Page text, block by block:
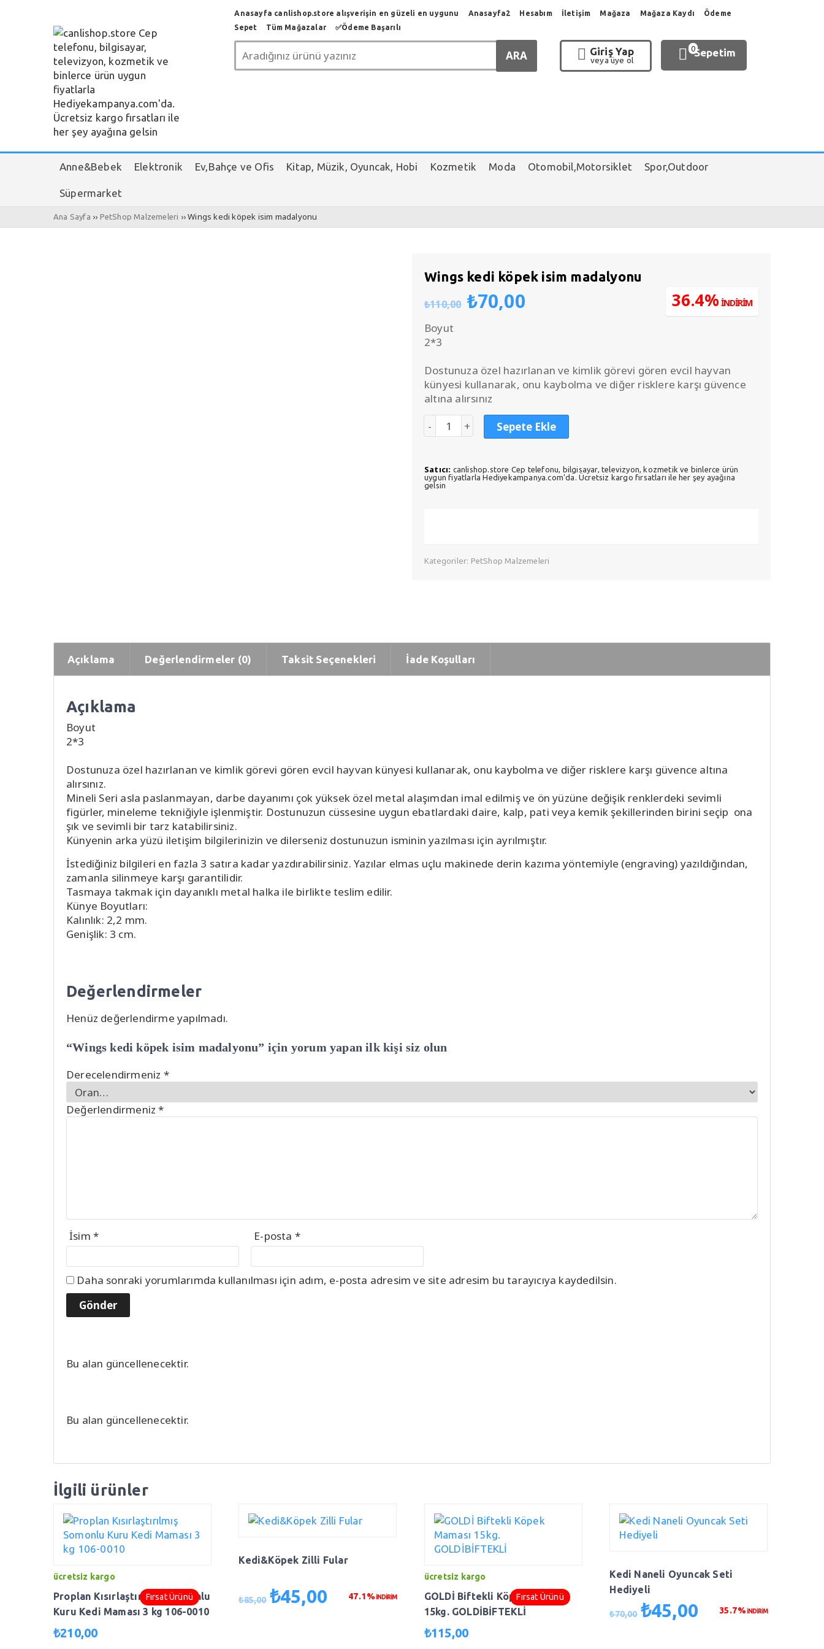
Anasayfa canlishop.store alışverişin en güzeli en uygunu Anasayfa2 Hesabım İletişim Mağaza Mağaza Kaydı
Ödeme
Sepet
Tüm Mağazalar ✅️Ödeme Başarılı
Giriş Yap
veya üye ol
0Sepetim
Anne&Bebek Elektronik Ev,Bahçe ve Ofis Kitap, Müzik, Oyuncak, Hobi Kozmetik Moda Otomobil,Motorsiklet Spor,Outdoor
Süpermarket
Ana Sayfa ›› PetShop Malzemeleri ›› Wings kedi köpek isim madalyonu
Wings kedi köpek isim madalyonu
₺110,00 Orijinal
fiyat:
₺70,00Şu
andaki 36.4% İNDİRİM
Boyut
2*3
Dostunuza özel hazırlanan ve kimlik görevi gören evcil hayvan
künyesi kullanarak, onu kaybolma ve diğer risklere karşı güvence
altına alırsınız
Sepete Ekle
Satıcı: canlishop.store Cep telefonu, bilgisayar, televizyon, kozmetik ve binlerce ürün
uygun fiyatlarla Hediyekampanya.com'da. Ücretsiz kargo fırsatları ile her şey ayağına
gelsin
Kategoriler: PetShop Malzemeleri
Açıklama Değerlendirmeler (0) Taksit Seçenekleri İade Koşulları
Açıklama
Boyut
2*3
Dostunuza özel hazırlanan ve kimlik görevi gören evcil hayvan künyesi kullanarak, onu kaybolma ve diğer risklere karşı güvence altına
alırsınız.
Mineli Seri asla paslanmayan, darbe dayanımı çok yüksek özel metal alaşımdan imal edilmiş ve ön yüzüne değişik renklerdeki sevimli
figürler, mineleme tekniğiyle işlenmiştir. Dostunuzun cüssesine uygun ebatlardaki daire, kalp, pati veya kemik şekillerinden birini seçip ona
şık ve sevimli bir tarz katabilirsiniz.
Künyenin arka yüzü iletişim bilgilerinizin ve dilerseniz dostunuzun isminin yazılması için ayrılmıştır.
İstediğiniz bilgileri en fazla 3 satıra kadar yazdırabilirsiniz. Yazılar elmas uçlu makinede derin kazıma yöntemiyle (engraving) yazıldığından,
zamanla silinmeye karşı garantilidir.
Tasmaya takmak için dayanıklı metal halka ile birlikte teslim edilir.
Künye Boyutları:
Kalınlık: 2,2 mm.
Genişlik: 3 cm.
Değerlendirmeler
Henüz değerlendirme yapılmadı.
“Wings kedi köpek isim madalyonu” için yorum yapan ilk kişi siz olun
Derecelendirmeniz *
Değerlendirmeniz*
İsim * E-posta *
Daha sonraki yorumlarımda kullanılması için adım, e-posta adresim ve site adresim bu tarayıcıya kaydedilsin.
Bu alan güncellenecektir.
Bu alan güncellenecektir.
İlgili ürünler
Fırsat Ürünü
ücretsiz kargo
Proplan Kısırlaştırılmış Somonlu
Kuru Kedi Maması 3 kg 106-0010
₺210,00
Kedi&Köpek Zilli Fular
₺85,00 Orijinal
₺45,00 47.1%İNDİRİM Fırsat Ürünü
ücretsiz kargo
GOLDİ Biftekli Köpek Maması
15kg. GOLDİBİFTEKLİ
₺115,00
Kedi Naneli Oyuncak Seti
Hediyeli
₺70,00 Orijinal
₺45,00Şu
35.7%İNDİRİM